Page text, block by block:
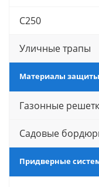
С250
Уличные трапы
Материалы защиты
Газонные
Садовые
Придверные